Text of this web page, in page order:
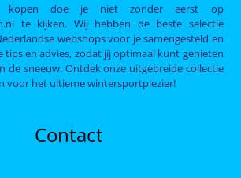
kopen doe je niet zonder eerst op
te kijken. Wij hebben de beste selectie
webshops voor je samengesteld en
tips en advies, zodat jij optimaal kunt genieten
de sneeuw. Ontdek onze uitgebreide collectie
voor het ultieme wintersportplezier!
Contact